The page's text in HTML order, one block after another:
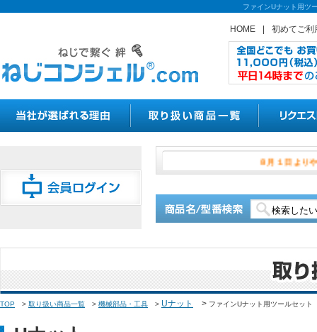
ファインUナット用ツ
HOME 初めてご利
８月１
TOP > 取り扱い商品一覧 > 機械部品・工具 > Uナット > ファインUナット用ツールセット